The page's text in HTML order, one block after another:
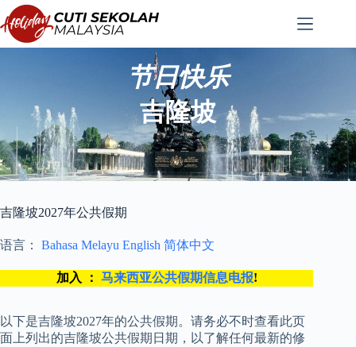
至
内
节日快乐
吉隆坡
吉隆坡2027年公共假期
语言： Bahasa Melayu English 简体中文
加入 ： 马来西亚公共假期信息电报!
以下是吉隆坡2027年的公共假期。请务必不时查看此页
面上列出的吉隆坡公共假期日期，以了解任何最新的修